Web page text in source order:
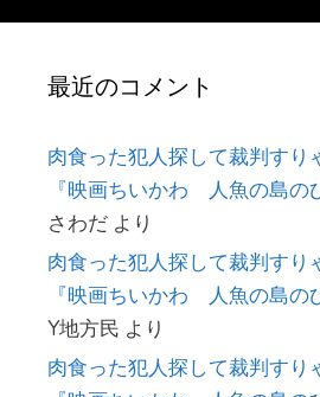
最近のコメント
肉食った犯人探して裁判すり
『映画ちいかわ 人魚の島の
さわだ より
肉食った犯人探して裁判すり
『映画ちいかわ 人魚の島の
Y地方民 より
肉食った犯人探して裁判すり